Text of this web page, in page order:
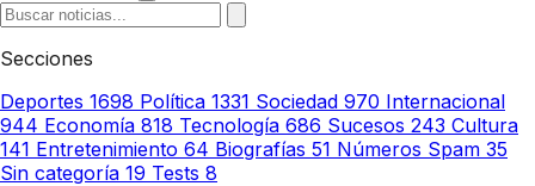
Secciones
Deportes 1698 Política 1331 Sociedad 970 Internacional
944 Economía 818 Tecnología 686 Sucesos 243 Cultura
141 Entretenimiento 64 Biografías 51 Números Spam 35
Sin categoría 19 Tests 8